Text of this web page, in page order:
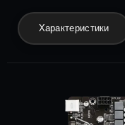
Характеристики